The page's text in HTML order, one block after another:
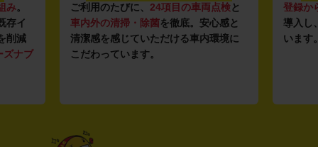
み。
存イ
削減
ズナブ
ご利用のたびに、 24項目の車両点検と
車内外の清掃・除菌を徹底。安心感と
清潔感を感じていただける車内環境に
こだわっています。
登録か
導入し
います